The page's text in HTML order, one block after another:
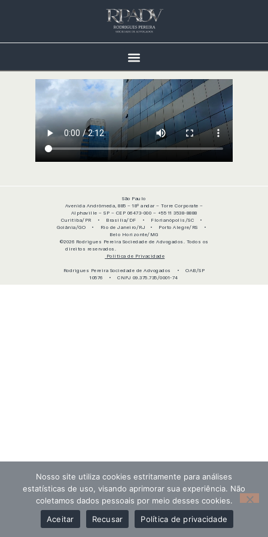
São Paulo
Avenida Andrômeda, 885 – 18º andar – Torre Corporate –
Alphaville – SP – CEP 06473-000 – +55 11 3538-8888
Curitiba/PR • Brasília/DF • Florianópolis/SC •
Goiânia/GO • Rio de Janeiro/RJ • Porto Alegre/RS •
Belo Horizonte/MG
©2026 Rodrigues Pereira Sociedade de Advogados. Todos os
direitos reservados.
Política de Privacidade
Rodrigues Pereira Sociedade de Advogados • OAB/SP
10576 • CNPJ 09.375.735/0001-74
Nosso site utiliza cookies estritamente para análises
estatísticas de uso, visando aprimorar sua experiência. Não
coletamos dados pessoais por meio desses cookies.
Aceitar
Recusar Política de privacidade